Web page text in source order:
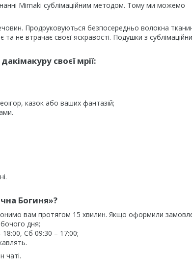
Mimaki сублімаційним методом. Тому ми можемо
Продруковуються безпосередньо волокна
не втрачає своєї яскравості. Подушки з
своєї мрії:
казок або ваших фантазій;
Богиня»?
вам протягом 15 хвилин. Якщо оформили
дня;
Сб 09:30 – 17:00;
чаті.